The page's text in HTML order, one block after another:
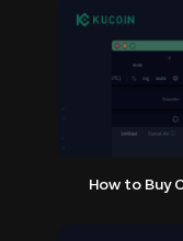
How to Buy